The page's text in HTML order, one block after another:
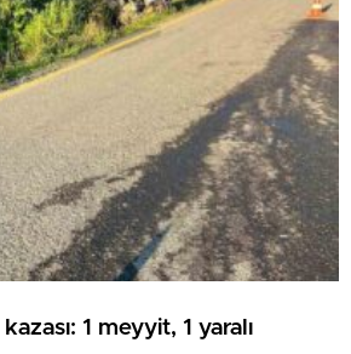
1 meyyit, 1 yaralı